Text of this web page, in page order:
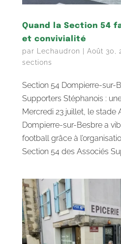
Quand la Section 54
et convivialité
par Lechaudron Août 30,
sections
Section 54 Dompierre-sur-
Supporters Stéphanois :
Mercredi 23 juillet, le stade
Dompierre-sur-Besbre a
football grâce à
Section 54 des Associés